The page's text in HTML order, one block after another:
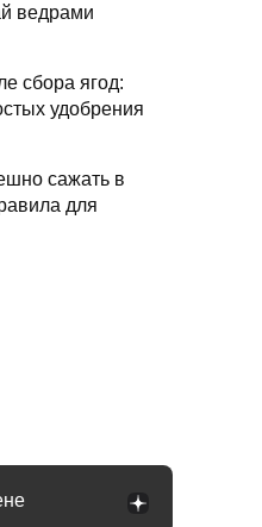
ведрами
сбора ягод:
удобрения
сажать в
для
правила
августе: урожай
пришлось